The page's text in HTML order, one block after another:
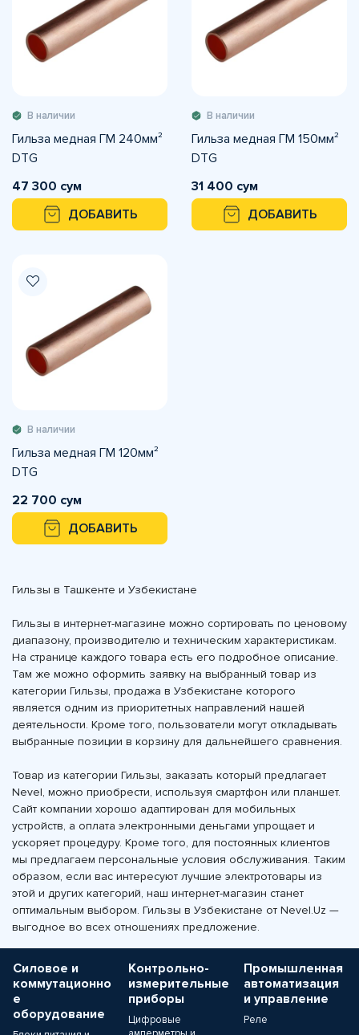
В наличии
Гильза медная ГМ 240мм²
DTG
47 300 сум
ДОБАВИТЬ
В наличии
Гильза медная ГМ 150мм²
DTG
31 400 сум
ДОБАВИТЬ
В наличии
Гильза медная ГМ 120мм²
DTG
22 700 сум
ДОБАВИТЬ
Гильзы в Ташкенте и Узбекистане
Гильзы в интернет-магазине можно сортировать по ценовому
диапазону, производителю и техническим характеристикам.
На странице каждого товара есть его подробное описание.
Там же можно оформить заявку на выбранный товар из
категории Гильзы, продажа в Узбекистане которого
является одним из приоритетных направлений нашей
деятельности. Кроме того, пользователи могут откладывать
выбранные позиции в корзину для дальнейшего сравнения.
Товар из категории Гильзы, заказать который предлагает
Nevel, можно приобрести, используя смартфон или планшет.
Сайт компании хорошо адаптирован для мобильных
устройств, а оплата электронными деньгами упрощает и
ускоряет процедуру. Кроме того, для постоянных клиентов
мы предлагаем персональные условия обслуживания. Таким
образом, если вас интересуют лучшие электротовары из
этой и других категорий, наш интернет-магазин станет
оптимальным выбором. Гильзы в Узбекистане от Nevel.Uz —
выгодное во всех отношениях предложение.
Силовое и
коммутационно
е
оборудование
Контрольно-
измерительные
приборы
Цифровые
Промышленная
автоматизация
и управление
Реле